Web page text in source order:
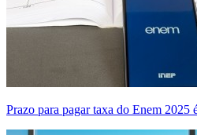
Prazo para pagar taxa do Enem 2025